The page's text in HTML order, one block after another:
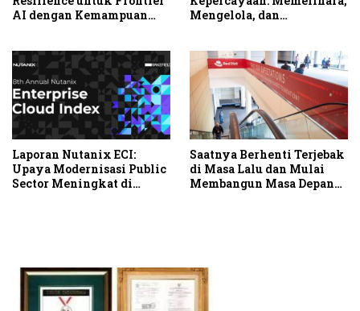
AI dengan Kemampuan
Mengelola, dan
Laporan Nutanix ECI:
Upaya Modernisasi Public
Sector Meningkat di
Saatnya Berhenti Terjebak
di Masa Lalu dan Mulai
Membangun Masa Depan